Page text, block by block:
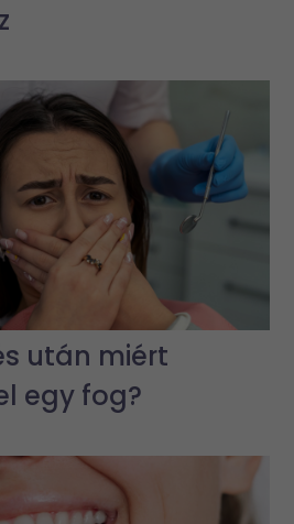
után miért
egy fog?